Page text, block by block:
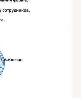
среднего
образования
или
сфере и